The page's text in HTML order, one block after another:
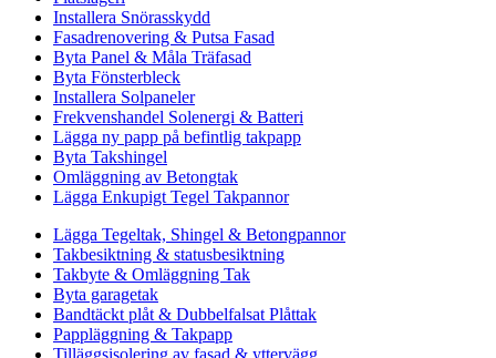
Installera Snörasskydd
Fasadrenovering & Putsa Fasad
Byta Panel & Måla Träfasad
Byta Fönsterbleck
Installera Solpaneler
Frekvenshandel Solenergi & Batteri
Lägga ny papp på befintlig takpapp
Byta Takshingel
Omläggning av Betongtak
Lägga Enkupigt Tegel Takpannor
Lägga Tegeltak, Shingel & Betongpannor
Takbesiktning & statusbesiktning
Takbyte & Omläggning Tak
Byta garagetak
Bandtäckt plåt & Dubbelfalsat Plåttak
Pappläggning & Takpapp